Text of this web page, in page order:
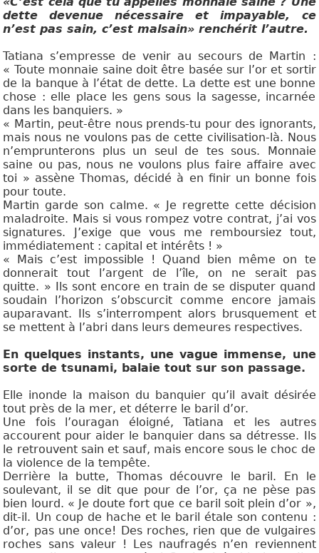
dette devenue nécessaire et impayable, ce
n’est pas sain, c’est malsain» renchérit l’autre.
Tatiana s’empresse de venir au secours de Martin :
« Toute monnaie saine doit être basée sur l’or et sortir
de la banque à l’état de dette. La dette est une bonne
chose : elle place les gens sous la sagesse, incarnée
dans les banquiers. »
« Martin, peut-être nous prends-tu pour des ignorants,
mais nous ne voulons pas de cette civilisation-là. Nous
n’emprunterons plus un seul de tes sous. Monnaie
saine ou pas, nous ne voulons plus faire affaire avec
toi » assène Thomas, décidé à en finir un bonne fois
pour toute.
Martin garde son calme. « Je regrette cette décision
maladroite. Mais si vous rompez votre contrat, j’ai vos
signatures. J’exige que vous me remboursiez tout,
immédiatement : capital et intérêts ! »
« Mais c’est impossible ! Quand bien même on te
donnerait tout l’argent de l’île, on ne serait pas
quitte. » Ils sont encore en train de se disputer quand
soudain l’horizon s’obscurcit comme encore jamais
auparavant. Ils s’interrompent alors brusquement et
se mettent à l’abri dans leurs demeures respectives.
En quelques instants, une vague immense, une
sortede tsunami, balaie tout sur son passage.
Elle inonde la maison du banquier qu’il avait désirée
tout près de la mer, et déterre le baril d’or.
Une fois l’ouragan éloigné, Tatiana et les autres
accourent pour aider le banquier dans sa détresse. Ils
le retrouvent sain et sauf, mais encore sous le choc de
la violence de la tempête.
Derrière la butte, Thomas découvre le baril. En le
soulevant, il se dit que pour de l’or, ça ne pèse pas
bien lourd. « Je doute fort que ce baril soit plein d’or »,
dit-il. Un coup de hache et le baril étale son contenu :
d’or, pas une once! Des roches, rien que de vulgaires
roches sans valeur ! Les naufragés n’en reviennent